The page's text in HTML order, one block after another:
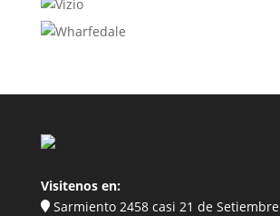
Visitenos en:
Sarmiento 2458 casi 21 de Setiembre